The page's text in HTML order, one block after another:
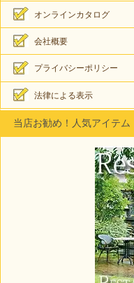
オンラインカタログ
会社概要
プライバシーポリシー
法律による表示
当店お勧め！人気アイテム